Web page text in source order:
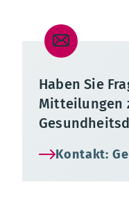
Teilnahmestatus und
Haben Sie
Mitteilungen
Kontakt: